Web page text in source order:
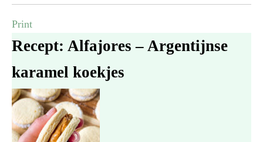
Print
Recept: Alfajores – Argentijnse
karamel koekjes